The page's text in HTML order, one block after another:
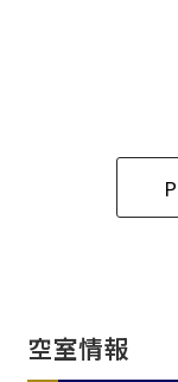
空室情報
ベルサー
ベルサール
ベルサール
ベルサール
ベルサール
ベルサール
渋谷エリア
泉ガーデン
汐留・御成